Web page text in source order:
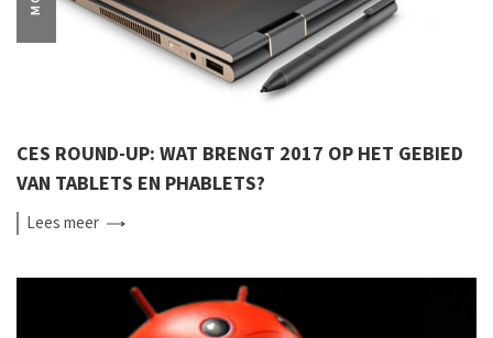
CES ROUND-UP: WAT BRENGT 2017 OP HET GEBIED
VAN TABLETS EN PHABLETS?
Leesmeer